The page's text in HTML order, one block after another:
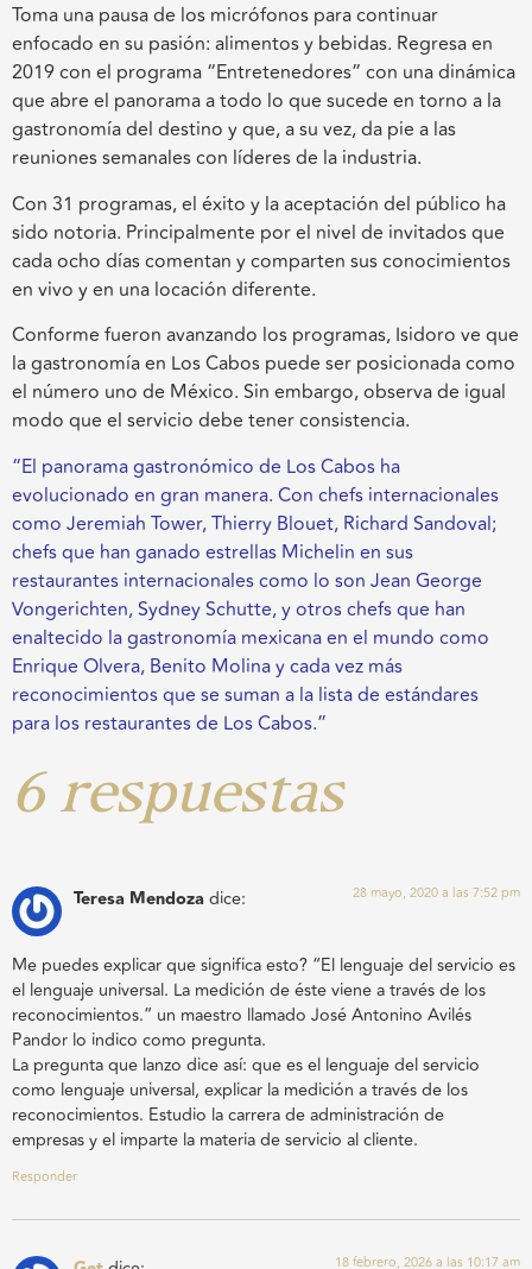
Toma una pausa de los micrófonos para continuar
enfocado en su pasión: alimentos y bebidas. Regresa en
2019 con el programa “Entretenedores” con una dinámica
que abre el panorama a todo lo que sucede en torno a la
gastronomía del destino y que, a su vez, da pie a las
reuniones semanales con líderes de la industria.
Con 31 programas, el éxito y la aceptación del público ha
sido notoria. Principalmente por el nivel de invitados que
cada ocho días comentan y comparten sus conocimientos
en vivo y en una locación diferente.
Conforme fueron avanzando los programas, Isidoro ve que
la gastronomía en Los Cabos puede ser posicionada como
el número uno de México. Sin embargo, observa de igual
modo que el servicio debe tener consistencia.
“El panorama gastronómico de Los Cabos ha
evolucionado en gran manera. Con chefs internacionales
como Jeremiah Tower, Thierry Blouet, Richard Sandoval;
chefs que han ganado estrellas Michelin en sus
restaurantes internacionales como lo son Jean George
Vongerichten, Sydney Schutte, y otros chefs que han
enaltecido la gastronomía mexicana en el mundo como
Enrique Olvera, Benito Molina y cada vez más
reconocimientos que se suman a la lista de estándares
para los restaurantes de Los Cabos.”
6 respuestas
Teresa Mendozadice: 28 mayo, 2020 a las 7:52 pm
Me puedes explicar que significa esto? “El lenguaje del servicio es
el lenguaje universal. La medición de éste viene a través de los
reconocimientos.” un maestro llamado José Antonino Avilés
Pandor lo indico como pregunta.
La pregunta que lanzo dice así: que es el lenguaje del servicio
como lenguaje universal, explicar la medición a través de los
reconocimientos. Estudio la carrera de administración de
empresas y el imparte la materia de servicio al cliente.
Responder
18 febrero, 2026 a las 10:17 am